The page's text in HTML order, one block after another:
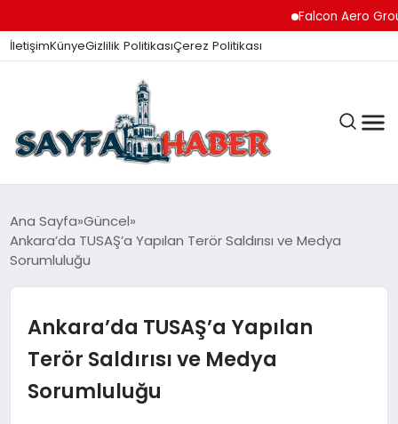
Falcon Aero
İletişimKünyeGizlilik PolitikasıÇerez Politikası
ANA SAYFA
GÜNDEM
İZMIR HABERLERI
Ana Sayfa Güncel
Ankara’da TUSAŞ’a Yapılan Terör Saldırısı ve Medya
Sorumluluğu
Ankara’da TUSAŞ’a Yapılan
Terör Saldırısı ve Medya
Sorumluluğu